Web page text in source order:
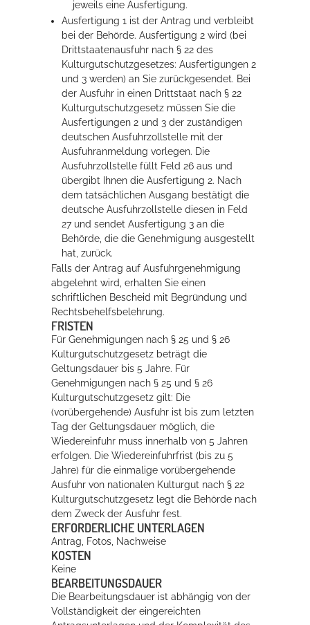
jeweils eine Ausfertigung.
Ausfertigung 1 ist der Antrag und verbleibt
bei der Behörde. Ausfertigung 2 wird (bei
Drittstaatenausfuhr nach § 22 des
Kulturgutschutzgesetzes: Ausfertigungen 2
und 3 werden) an Sie zurückgesendet. Bei
der Ausfuhr in einen Drittstaat nach § 22
Kulturgutschutzgesetz müssen Sie die
Ausfertigungen 2 und 3 der zuständigen
deutschen Ausfuhrzollstelle mit der
Ausfuhranmeldung vorlegen. Die
Ausfuhrzollstelle füllt Feld 26 aus und
übergibt Ihnen die Ausfertigung 2. Nach
dem tatsächlichen Ausgang bestätigt die
deutsche Ausfuhrzollstelle diesen in Feld
27 und sendet Ausfertigung 3 an die
Behörde, die die Genehmigung ausgestellt
hat, zurück.
Falls der Antrag auf Ausfuhrgenehmigung
abgelehnt wird, erhalten Sie einen
schriftlichen Bescheid mit Begründung und
Rechtsbehelfsbelehrung.
FRISTEN
Für Genehmigungen nach § 25 und § 26
Kulturgutschutzgesetz beträgt die
Geltungsdauer bis 5 Jahre. Für
Genehmigungen nach § 25 und § 26
Kulturgutschutzgesetz gilt: Die
(vorübergehende) Ausfuhr ist bis zum letzten
Tag der Geltungsdauer möglich, die
Wiedereinfuhr muss innerhalb von 5 Jahren
erfolgen. Die Wiedereinfuhrfrist (bis zu 5
Jahre) für die einmalige vorübergehende
Ausfuhr von nationalen Kulturgut nach § 22
Kulturgutschutzgesetz legt die Behörde nach
dem Zweck der Ausfuhr fest.
ERFORDERLICHE UNTERLAGEN
Antrag, Fotos, Nachweise
KOSTEN
Keine
BEARBEITUNGSDAUER
Die Bearbeitungsdauer ist abhängig von der
Vollständigkeit der eingereichten